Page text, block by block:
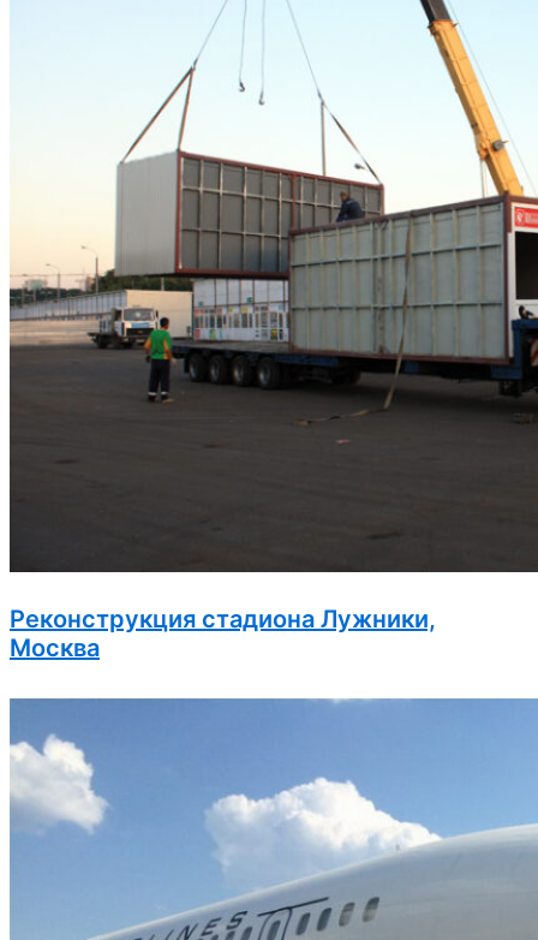
Реконструкция стадиона Лужники,
Москва